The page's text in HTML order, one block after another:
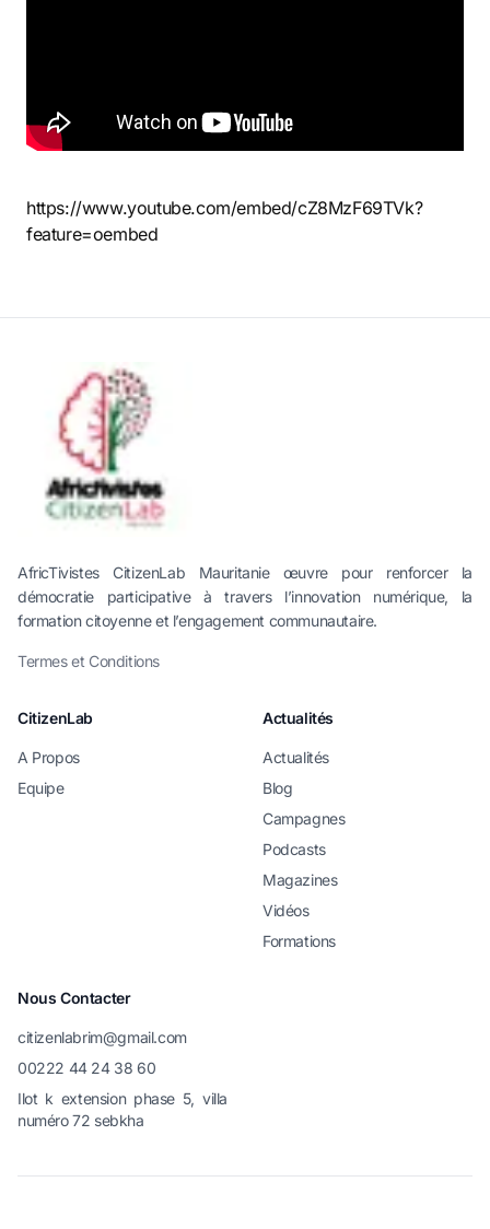
https://www.youtube.com/embed/cZ8MzF69TVk?
feature=oembed
AfricTivistes CitizenLab Mauritanie œuvre pour renforcer la
démocratie participative à travers l’innovation numérique, la
formation citoyenne et l’engagement communautaire.
Termes et Conditions
CitizenLab
A Propos
Equipe
Actualités
Actualités
Blog
Campagnes
Podcasts
Magazines
Vidéos
Formations
Nous Contacter
citizenlabrim@gmail.com
00222 44 24 38 60
Ilot k extension phase 5, villa
numéro 72 sebkha